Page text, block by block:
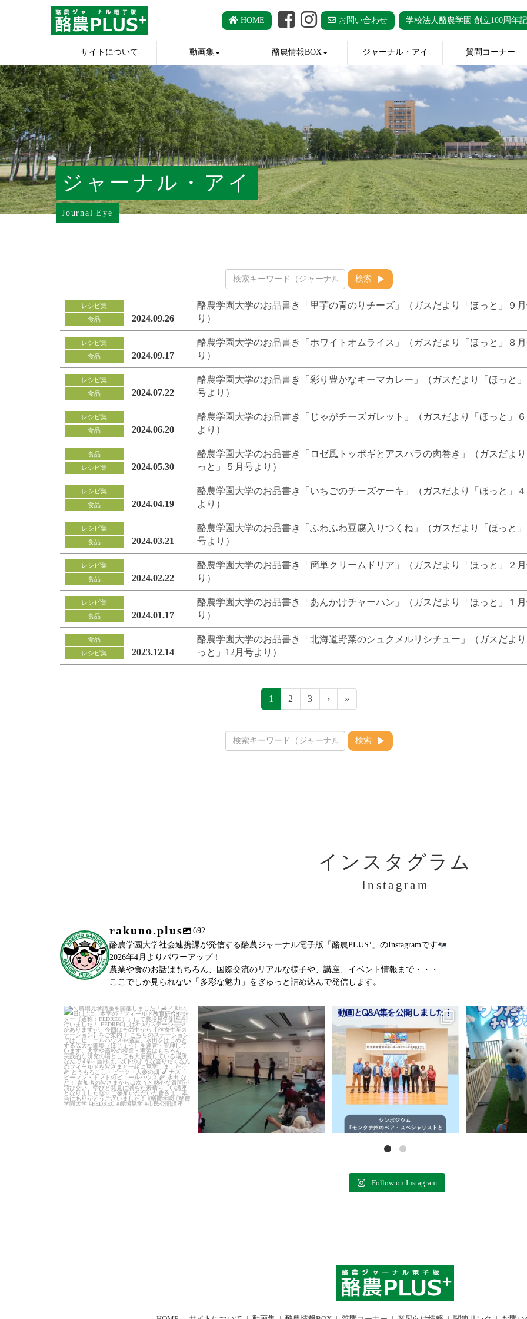
HOME お問い合わせ 学校法人酪農学園 創立100周年
サイトについて 動画集 酪農情報BOX ジャーナル・アイ 質問コーナー
ジャーナル・アイ
Journal Eye
検索
レシピ集
食品
2024.09.26
酪農学園大学のお品書き「里芋の青のりチーズ」（ガスだより「ほっと」９月
り）
レシピ集
食品
2024.09.17
酪農学園大学のお品書き「ホワイトオムライス」（ガスだより「ほっと」８月
り）
レシピ集
食品
2024.07.22
酪農学園大学のお品書き「彩り豊かなキーマカレー」（ガスだより「ほっと」
号より）
レシピ集
食品
2024.06.20
酪農学園大学のお品書き「じゃがチーズガレット」（ガスだより「ほっと」
より）
食品
レシピ集
2024.05.30
酪農学園大学のお品書き「ロゼ風トッポギとアスパラの肉巻き」（ガスだよ
っと」５月号より）
レシピ集
食品
2024.04.19
酪農学園大学のお品書き「いちごのチーズケーキ」（ガスだより「ほっと」
より）
レシピ集
食品
2024.03.21
酪農学園大学のお品書き「ふわふわ豆腐入りつくね」（ガスだより「ほっと」
号より）
レシピ集
食品
2024.02.22
酪農学園大学のお品書き「簡単クリームドリア」（ガスだより「ほっと」２月
り）
レシピ集
食品
2024.01.17
酪農学園大学のお品書き「あんかけチャーハン」（ガスだより「ほっと」１月
り）
食品
レシピ集
2023.12.14
酪農学園大学のお品書き「北海道野菜のシュクメルリシチュー」（ガスだよ
っと」12月号より）
1 2 3 › »
検索
インスタグラム
Instagram
rakuno.plus
692
酪農学園大学社会連携課が発信する酪農ジャーナル電子版「酪農PLUS⁺」のInstagramです
2026年4月よりパワーアップ！
農業や食のお話はもちろん、国際交流のリアルな様子や、講座、イベント情報まで・・・
ここでしか見られない「多彩な魅力」をぎゅっと詰め込んで発信します。
＼農場見学講座を開催しました！ ／...
100 0
「後期募集開始！」
6月27日(土)に、全5回に渡る犬のしつけ
教室(前期)が終了いたしました。...
77 0
＼動画＆特別Q&A集を公開しました！
...
11 0
＼ワンだふるな1
ました
Follow on Instagram